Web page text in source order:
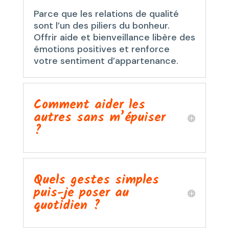
Parce que les relations de qualité
sont l’un des piliers du bonheur.
Offrir aide et bienveillance libère des
émotions positives et renforce
votre sentiment d’appartenance.
Comment aider les
autres sans m’épuiser
?
Quels gestes simples
puis-je poser au
quotidien ?